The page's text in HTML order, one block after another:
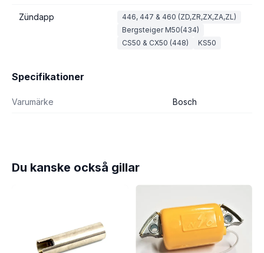
Zündapp
446, 447 & 460 (ZD,ZR,ZX,ZA,ZL)
Bergsteiger M50(434)
CS50 & CX50 (448)
KS50
Specifikationer
Varumärke Bosch
Du kanske också gillar